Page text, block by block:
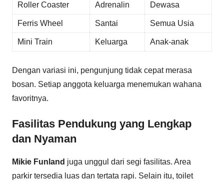
Roller Coaster Adrenalin Dewasa
Ferris Wheel Santai Semua Usia
Mini Train Keluarga Anak-anak
Dengan variasi ini, pengunjung tidak cepat merasa
bosan. Setiap anggota keluarga menemukan wahana
favoritnya.
Fasilitas Pendukung yang Lengkap
dan Nyaman
Mikie Funland juga unggul dari segi fasilitas. Area
parkir tersedia luas dan tertata rapi. Selain itu, toilet